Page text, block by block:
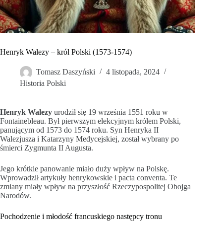
Henryk Walezy – król Polski (1573-1574)
Tomasz Daszyński
4 listopada, 2024
Historia Polski
Henryk Walezy urodził się 19 września 1551 roku w
Fontainebleau. Był pierwszym elekcyjnym królem Polski,
panującym od 1573 do 1574 roku. Syn Henryka II
Walezjusza i Katarzyny Medycejskiej, został wybrany po
śmierci Zygmunta II Augusta.
Jego krótkie panowanie miało duży wpływ na Polskę.
Wprowadził artykuły henrykowskie i pacta conventa. Te
zmiany miały wpływ na przyszłość Rzeczypospolitej Obojga
Narodów.
Pochodzenie i młodość francuskiego następcy tronu